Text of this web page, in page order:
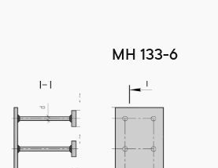
МН 133-6